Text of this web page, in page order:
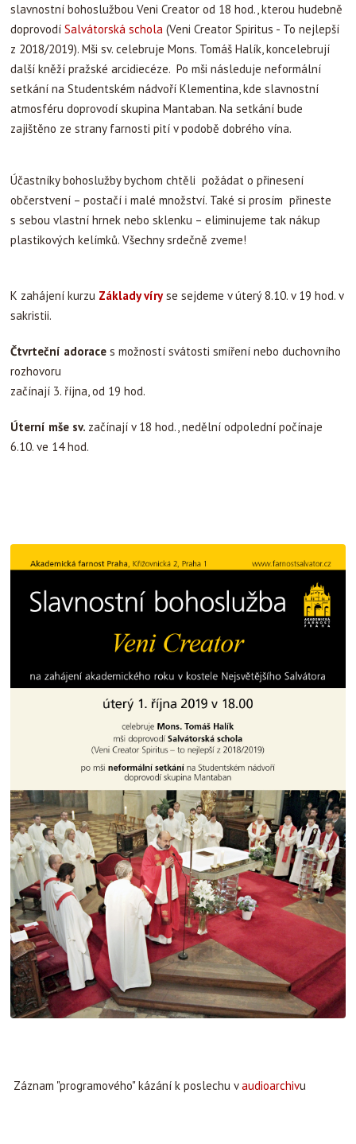
slavnostní bohoslužbou Veni Creator od 18 hod., kterou hudebně
doprovodí Salvátorská schola (Veni Creator Spiritus - To nejlepší
z 2018/2019). Mši sv. celebruje Mons. Tomáš Halík, koncelebrují
další kněží pražské arcidiecéze. Po mši následuje neformální
setkání na Studentském nádvoří Klementina, kde slavnostní
atmosféru doprovodí skupina Mantaban. Na setkání bude
zajištěno ze strany farnosti pití v podobě dobrého vína.
Účastníky bohoslužby bychom chtěli požádat o přinesení
občerstvení – postačí i malé množství. Také si prosím přineste
s sebou vlastní hrnek nebo sklenku – eliminujeme tak nákup
plastikových kelímků. Všechny srdečně zveme!
K zahájení kurzu Základy víryse sejdeme v úterý 8.10. v 19 hod. v
sakristii.
Čtvrteční adorace s možností svátosti smíření nebo duchovního
rozhovoru
začínají 3. října, od 19 hod.
Úterní mše sv. začínají v 18 hod., nedělní odpolední počínaje
6.10. ve 14 hod.
Záznam "programového" kázání k poslechu vaudioarchivu